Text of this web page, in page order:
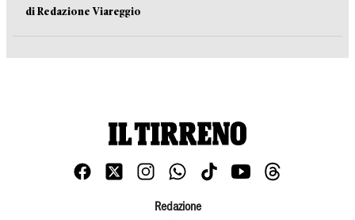
di Redazione Viareggio
Redazione